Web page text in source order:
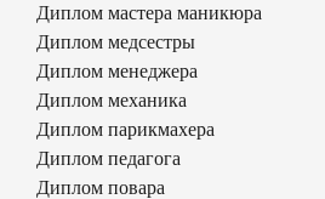
Диплом мастера маникюра
Диплом медсестры
Диплом менеджера
Диплом механика
Диплом парикмахера
Диплом педагога
Диплом повара